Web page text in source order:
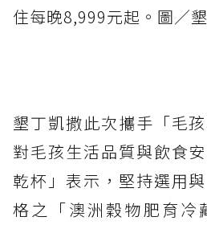
住每晚8,999元起。圖／
墾丁凱撒此次攜手「毛
對毛孩生活品質與飲食
乾杯」表示，堅持選用
格之「澳洲穀物肥育冷